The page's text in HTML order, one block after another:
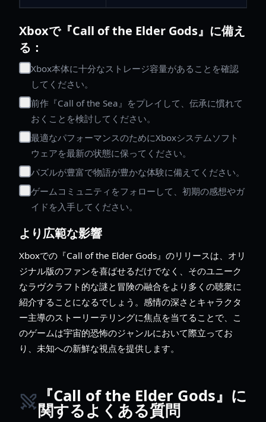
Xboxで『Call of the Elder Gods』に備え
る：
Xbox本体に十分なストレージ容量があることを確認
してください。
前作『Call of the Sea』をプレイして、伝承に慣れて
おくことを検討してください。
最適なパフォーマンスのためにXboxシステムソフト
ウェアを最新の状態に保ってください。
パズルが豊富で物語が豊かな体験に備えてください。
ゲームコミュニティをフォローして、初期の感想やガ
イドを入手してください。
より広範な影響
Xboxでの『Call of the Elder Gods』のリリースは、オリ
ジナル版のファンを喜ばせるだけでなく、そのユニーク
なラヴクラフト的な謎と冒険の融合をより多くの聴衆に
紹介することになるでしょう。感情の深さとキャラクタ
ー主導のストーリーテリングに焦点を当てることで、こ
のゲームは宇宙的恐怖のジャンルにおいて際立ってお
り、未知への新鮮な視点を提供します。
『Call of the Elder Gods』に
関するよくある質問